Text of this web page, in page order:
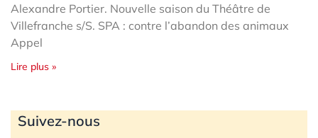
Alexandre Portier. Nouvelle saison du Théâtre de
Villefranche s/S. SPA : contre l’abandon des animaux
Appel
Lire plus »
Suivez-nous
Archives